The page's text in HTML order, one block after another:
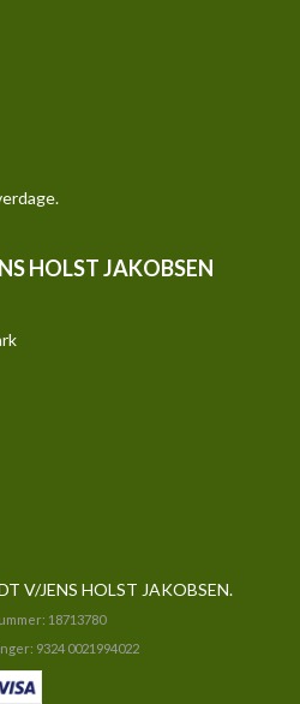
HOLST JAKOBSEN
V/JENS HOLST JAKOBSEN.
18713780
9324 0021994022